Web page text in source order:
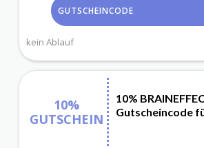
GUTSCHEINCODE
kein Ablauf
10%
GUTSCHEIN
10%
Gutscheincode